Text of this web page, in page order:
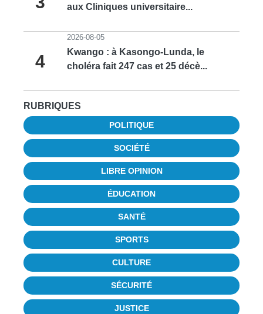
aux Cliniques universitaire...
4
2026-08-05
Kwango : à Kasongo-Lunda, le
choléra fait 247 cas et 25 décè...
RUBRIQUES
POLITIQUE
SOCIÉTÉ
LIBRE OPINION
ÉDUCATION
SANTÉ
SPORTS
CULTURE
SÉCURITÉ
JUSTICE